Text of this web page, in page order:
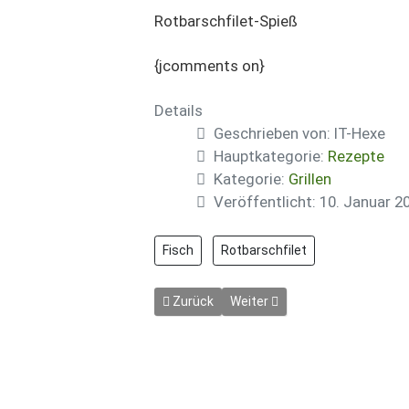
Rotbarschfilet-Spieß
{jcomments on}
Details
Geschrieben von: IT-Hexe
Hauptkategorie: Rezepte
Kategorie: Grillen
Veröffentlicht: 10. Januar
Fisch Rotbarschfilet
Vorheriger Beitrag: Rindersteaks in BBQ-
Zurück Nächster Beitrag:
Weiter